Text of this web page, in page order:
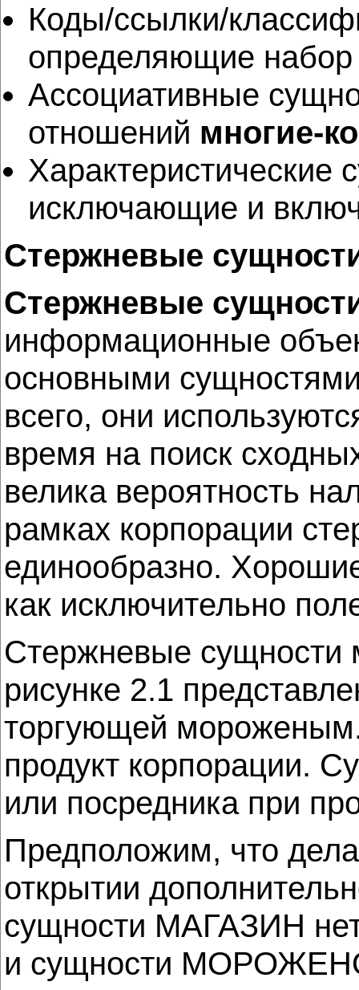
Коды/ссылки/
определяющие набор
Ассоциативные
отношений многие-
Характеристические
исключающие и
Стержневые
Стержневые
информационные
основными
всего, они
время на поиск
велика вероятность
рамках корпорации
единообразно.
как исключительно
Стержневые сущности
рисунке 2.1
торгующей
продукт корпорации.
или посредника при
Предположим, что
открытии
сущности МАГАЗИН
и сущности